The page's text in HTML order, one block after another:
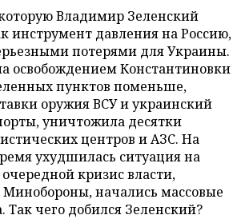
Владимир Зеленский
инструмент давления на Россию,
потерями для Украины.
освобождением Константиновки
пунктов поменьше,
оружия ВСУ и украинский
уничтожила десятки
центров и АЗС. На
ухудшилась ситуация на
кризис власти,
начались массовые
Так чего добился Зеленский?